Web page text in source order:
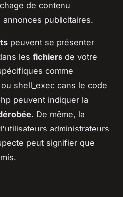
de contenu
publicitaires.
peuvent se présenter
les fichiers de votre
comme
shell_exec dans le code
peuvent indiquer la
. De même, la
administrateurs
peut signifier que